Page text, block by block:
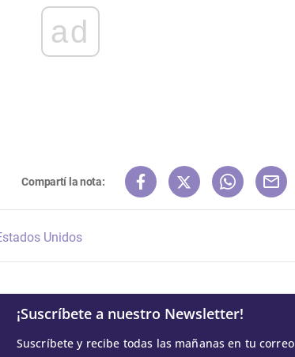
ad
Compartí la nota:
Unidos
¡Suscríbete a nuestro Newsletter!
Suscríbete y recibe todas las mañanas en tu correo